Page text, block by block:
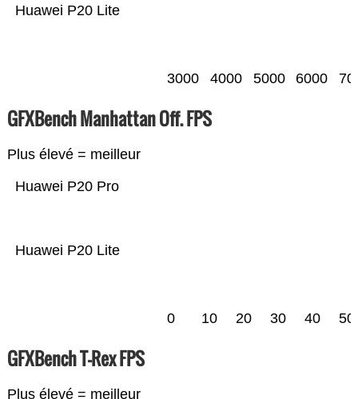
Huawei P20 Lite
3000 4000 5000 6000
GFXBench Manhattan Off. FPS
Plus élevé = meilleur
Huawei P20 Lite
Huawei P20 Pro
0 10 20 30 40 50
GFXBench T-Rex FPS
Plus élevé = meilleur